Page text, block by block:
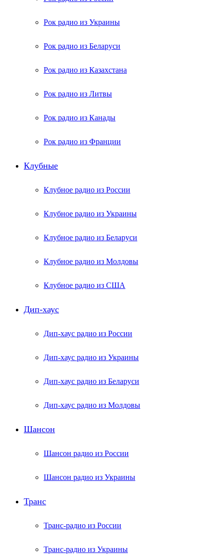
Рок радио из Украины
Рок радио из Беларуси
Рок радио из Казахстана
Рок радио из Литвы
Рок радио из Канады
Рок радио из Франции
Клубные
Клубное радио из России
Клубное радио из Украины
Клубное радио из Беларуси
Клубное радио из Молдовы
Клубное радио из США
Дип-хаус
Дип-хаус радио из России
Дип-хаус радио из Украины
Дип-хаус радио из Беларуси
Дип-хаус радио из Молдовы
Шансон
Шансон радио из России
Шансон радио из Украины
Транс
Транс-радио из России
Транс-радио из Украины